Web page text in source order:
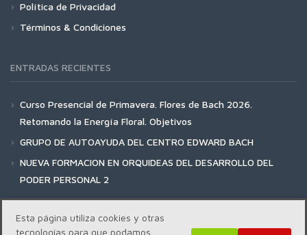
Política de Privacidad
Términos & Condiciones
ENTRADAS RECIENTES
Curso Presencial de Primavera. Flores de Bach 2026.
Retomando la Energía Floral. Objetivos
GRUPO DE AUTOAYUDA DEL CENTRO EDWARD BACH
NUEVA FORMACION EN ORQUIDEAS DEL DESARROLLO DEL
PODER PERSONAL 2
Esta página utiliza cookies y otras
tecnologías para que podamos